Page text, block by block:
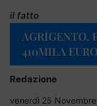
il fatto
AGRIGENTO,
410MILA EURO
Redazione
venerdì 25